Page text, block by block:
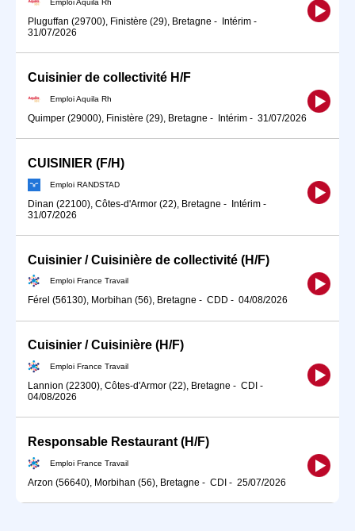
Pluguffan (29700), Finistère (29), Bretagne - Intérim -
31/07/2026
Cuisinier de collectivité H/F
Emploi Aquila Rh
Quimper (29000), Finistère (29), Bretagne - Intérim - 31/07/2026
CUISINIER (F/H)
Emploi RANDSTAD
Dinan (22100), Côtes-d'Armor (22), Bretagne - Intérim -
31/07/2026
Cuisinier / Cuisinière de collectivité (H/F)
Emploi France Travail
Férel (56130), Morbihan (56), Bretagne - CDD - 04/08/2026
Cuisinier / Cuisinière (H/F)
Emploi France Travail
Lannion (22300), Côtes-d'Armor (22), Bretagne - CDI -
04/08/2026
Responsable Restaurant (H/F)
Emploi France Travail
Arzon (56640), Morbihan (56), Bretagne - CDI - 25/07/2026